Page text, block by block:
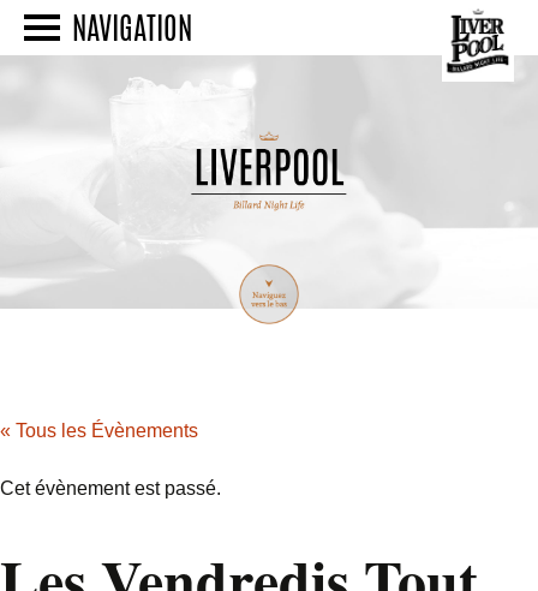
NAVIGATION
« Tous les Évènements
Cet évènement est passé.